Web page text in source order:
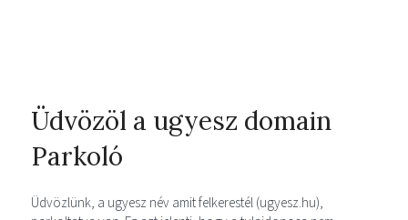
Üdvözöl a ugyesz domain
Parkoló
Üdvözlünk, a ugyesz név amit felkerestél (ugyesz.hu),